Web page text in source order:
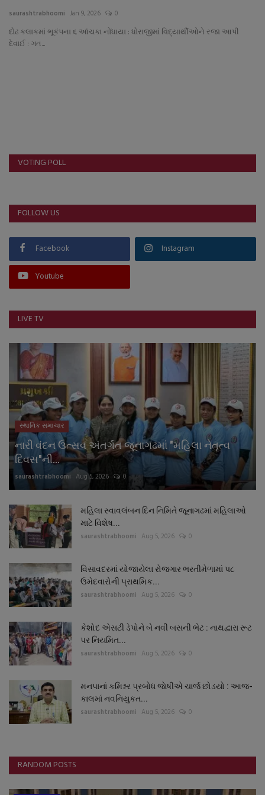
About Author
Contact
ગુજરાત
Support US
બજારના સમાચાર
નાણાંકીય સમાચાર
સ્થાનિક સમાચાર
સ્પોર્ટ્સ
રાશિફળ
ગુનાખોરી
બોલિવૂડ
સ્વાસ્થ્ય
saurashtrabhoomi Jan 9, 2026 0
દોઢ કલાકમાં ભૂકંપના ૬ આંચકા નોંધાયા : ધોરાજીમાં વિદ્યાર્થીઓને રજા આપી
દેવાઈ : ગત...
VOTING POLL
FOLLOW US
Facebook Instagram
Youtube
LIVE TV
સ્થાનિક સમાચાર
નારી વંદન ઉત્સવ અંતર્ગત જૂનાગઢમાં "મહિલા નેતૃત્વ
દિવસ"ની...
saurashtrabhoomi Aug 5, 2026 0
મહિલા સ્વાવલંબન દિન નિમિતે જૂનાગઢમાં મહિલાઓ
માટે વિશેષ...
saurashtrabhoomi Aug 5, 2026 0
વિસાવદરમાં યોજાયેલા રોજગાર ભરતીમેળામાં ૫૮
ઉમેદવારોની પ્રાથમિક...
saurashtrabhoomi Aug 5, 2026 0
કેશોદ એસટી ડેપોને બે નવી બસની ભેટ : નાથદ્વારા રૂટ
પર નિયમિત...
saurashtrabhoomi Aug 5, 2026 0
મનપાનાં કમિશ્નર પ્રબોધ જાેષીએ ચાર્જ છોડયો : આજ-
કાલમાં નવનિયુકત...
saurashtrabhoomi Aug 5, 2026 0
RANDOM POSTS